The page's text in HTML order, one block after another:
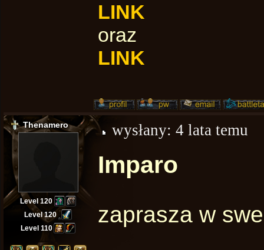
LINK
oraz
LINK
Thenamero
Level 120
Level 120
Level 110
wysłany: 4 lata temu
Imparo
zaprasza w